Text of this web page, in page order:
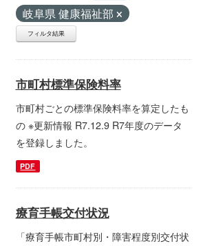
岐阜県 健康福祉部
フィルタ結果
市町村標準保険料率
市町村ごとの標準保険料率を算定したも
の ※更新情報 R7.12.9 R7年度のデータ
を登録しました。
PDF
療育手帳交付状況
「療育手帳市町村別・障害程度別交付状